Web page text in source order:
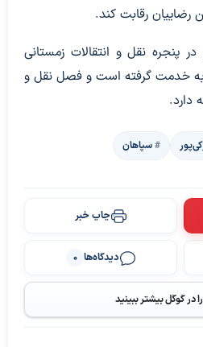
رضاییان رقابت کند.
در پنجره نقل و انتقالات زمستانی
به خدمت گرفته است و فصل نقل و
سپاهان
چاپ خبر
دیدگاه‌ها 0
در گوگل بیشتر ببینید